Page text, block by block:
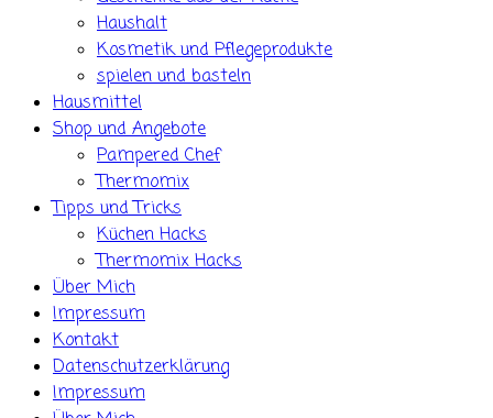
Haushalt
Kosmetik und Pflegeprodukte
spielen und basteln
Hausmittel
Shop und Angebote
Pampered Chef
Thermomix
Tipps und Tricks
Küchen Hacks
Thermomix Hacks
Über Mich
Impressum
Kontakt
Datenschutzerklärung
Impressum